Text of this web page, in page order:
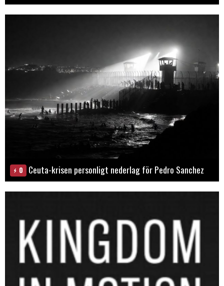
0 Ceuta-krisen personligt nederlag för Pedro Sanchez